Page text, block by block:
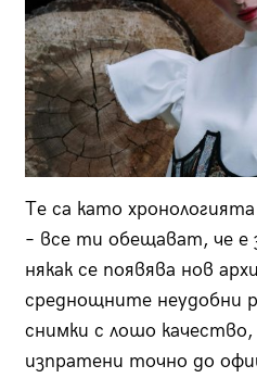
Те са като
– все ти обещават, че е
някак се появява нов
среднощните неудобни
снимки с лошо
изпратени точно до